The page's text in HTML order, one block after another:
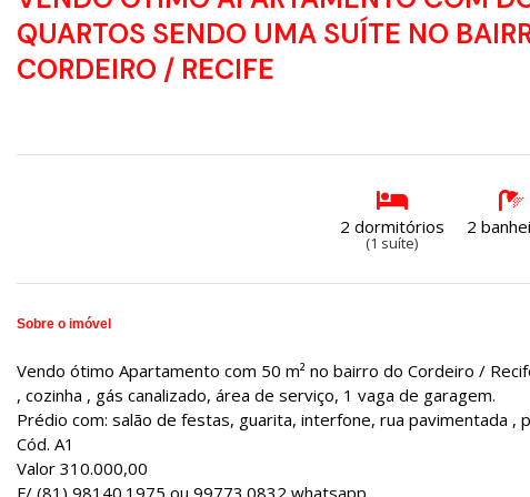
QUARTOS SENDO UMA SUÍTE NO
CORDEIRO / RECIFE
2 dormitórios
(1 suíte)
2
Sobre o imóvel
Vendo ótimo Apartamento com 50 m² no bairro do Cordeiro /
, cozinha , gás canalizado, área de serviço, 1 vaga de garagem.
Prédio com: salão de festas, guarita, interfone, rua pavimentada ,
Cód. A1
Valor 310.000,00
F/ (81) 98140.1975 ou 99773.0832 whatsapp